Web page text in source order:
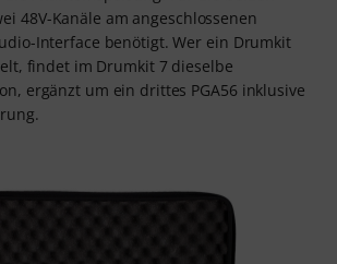
48V-Kanäle am angeschlossenen
Interface benötigt. Wer ein Drumkit
findet im Drumkit 7 dieselbe
ergänzt um ein drittes PGA56 inklusive